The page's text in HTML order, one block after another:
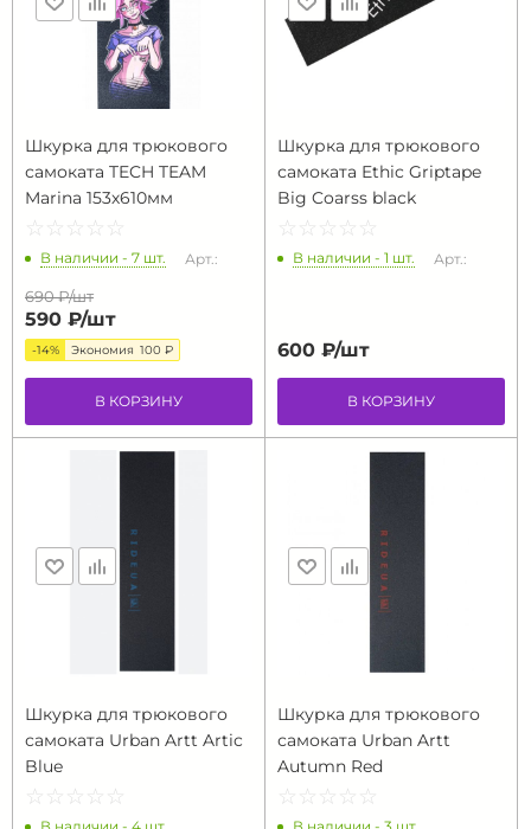
Шкурка для трюкового
самоката TECH TEAM
Marina 153х610мм
☆ ☆ ☆ ☆ ☆
★ ★ ★ ★ ★
В наличии - 7 шт. Арт.:
690 ₽/шт
590 ₽/шт
-14% Экономия 100 ₽
В КОРЗИНУ
Шкурка для трюкового
самоката Ethic Griptape
Big Coarss black
☆ ☆ ☆ ☆ ☆
★ ★ ★ ★ ★
В наличии - 1 шт. Арт.:
600 ₽/шт
В КОРЗИНУ
Шкурка для трюкового
самоката Urban Artt Artic
Blue
☆ ☆ ☆ ☆ ☆
★ ★ ★ ★ ★
Шкурка для трюкового
самоката Urban Artt
Autumn Red
☆ ☆ ☆ ☆ ☆
★ ★ ★ ★ ★